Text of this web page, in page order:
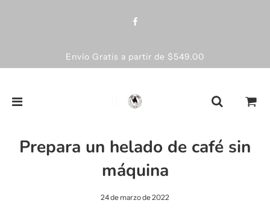
Envío Gratis a partir de $549.00
Prepara un helado de café sin
máquina
24 de marzo de 2022